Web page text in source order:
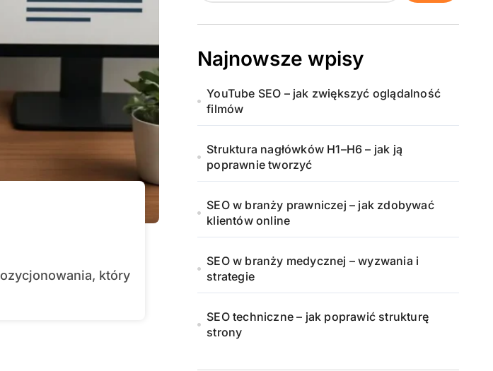
Najnowsze wpisy
YouTube SEO – jak zwiększyć oglądalność
filmów
Struktura nagłówków H1–H6 – jak ją
poprawnie tworzyć
SEO w branży prawniczej – jak zdobywać
klientów online
SEO w branży medycznej – wyzwania i
strategie
SEO techniczne – jak poprawić strukturę
strony